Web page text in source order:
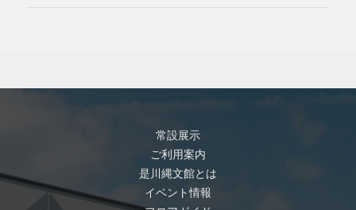
常設展示
ご利用案内
是川縄文館とは
イベント情報